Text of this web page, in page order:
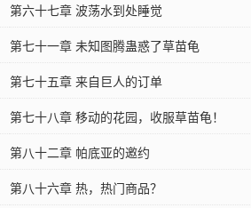
第六十七章 波荡水到处睡觉
第七十一章 未知图腾蛊惑了草苗龟
第七十五章 来自巨人的订单
第七十八章 移动的花园，收服草苗龟！
第八十二章 帕底亚的邀约
第八十六章 热，热门商品？